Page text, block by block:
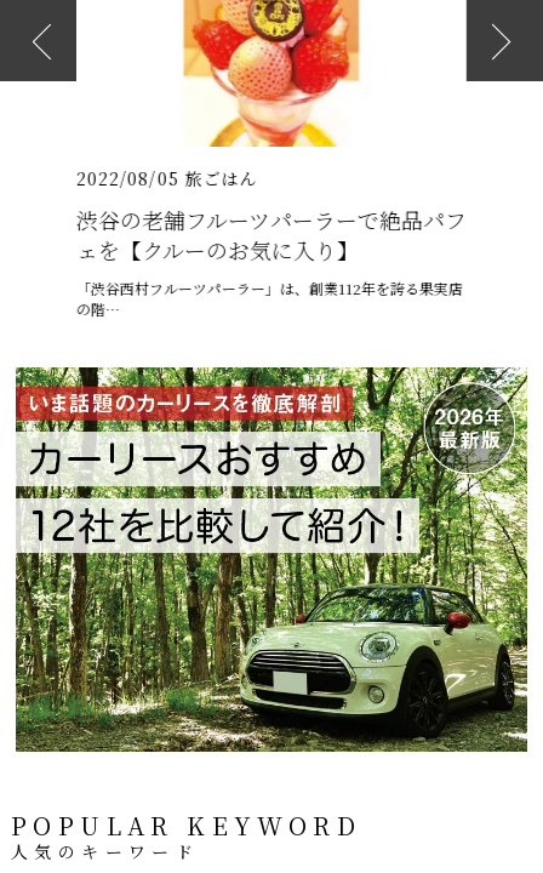
2022/08/05 旅ごはん
渋谷の老舗フルーツパーラーで絶品パフ
ェを【クルーのお気に入り】
「渋谷西村フルーツパーラー」は、創業112年を誇る果実店
の階…
POPULAR KEYWORD
人気のキーワード